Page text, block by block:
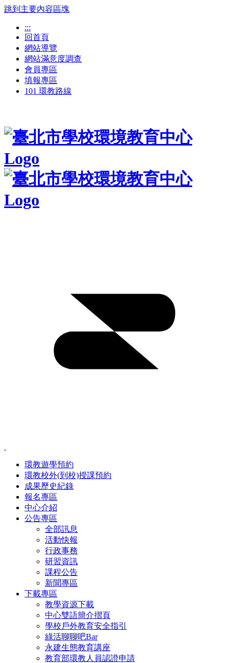
跳到主要內容區塊
:::
回首頁
網站導覽
網站滿意度調查
會員專區
填報專區
101 環教路線
環教遊學預約
環教校外(到校)授課預約
成果歷史紀錄
報名專區
中心介紹
公告專區
全部訊息
活動快報
行政事務
研習資訊
課程公告
新聞專區
下載專區
教學資源下載
中心雙語簡介摺頁
學校戶外教育安全指引
綠活聊聊吧Bar
永建生態教育講座
教育部環教人員認證申請